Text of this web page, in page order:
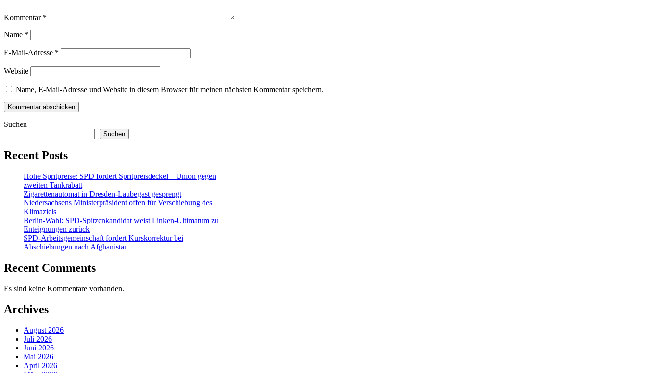
Kommentar *
Name *
E-Mail-Adresse *
Website
Name, E-Mail-Adresse und Website in diesem Browser für meinen nächsten Kommentar speichern.
Suchen
Suchen
Recent Posts
Hohe Spritpreise: SPD fordert Spritpreisdeckel – Union gegen
zweiten Tankrabatt
Zigarettenautomat in Dresden-Laubegast gesprengt
Niedersachsens Ministerpräsident offen für Verschiebung des
Klimaziels
Berlin-Wahl: SPD-Spitzenkandidat weist Linken-Ultimatum zu
Enteignungen zurück
SPD-Arbeitsgemeinschaft fordert Kurskorrektur bei
Abschiebungen nach Afghanistan
Recent Comments
Es sind keine Kommentare vorhanden.
Archives
August 2026
Juli 2026
Juni 2026
Mai 2026
April 2026